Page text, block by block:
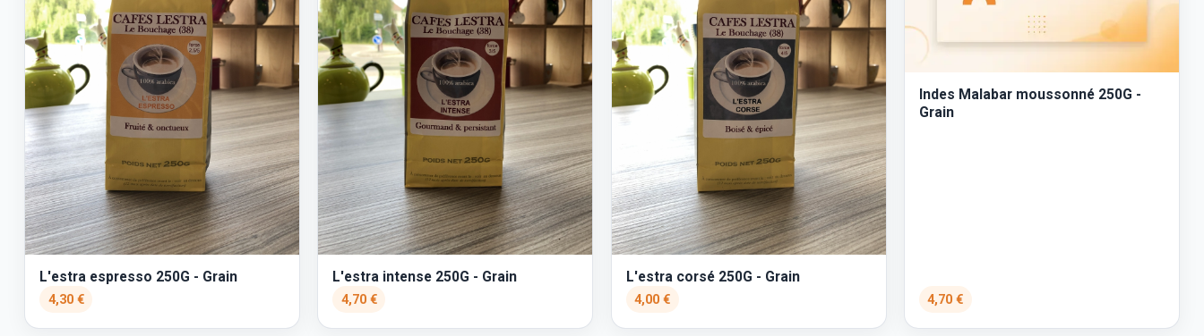
L'estra espresso 250G - Grain
4,30 €
L'estra intense 250G - Grain
4,70 €
L'estra corsé 250G - Grain
4,00 €
Indes Malabar moussonné 250G -
Grain
4,70 €